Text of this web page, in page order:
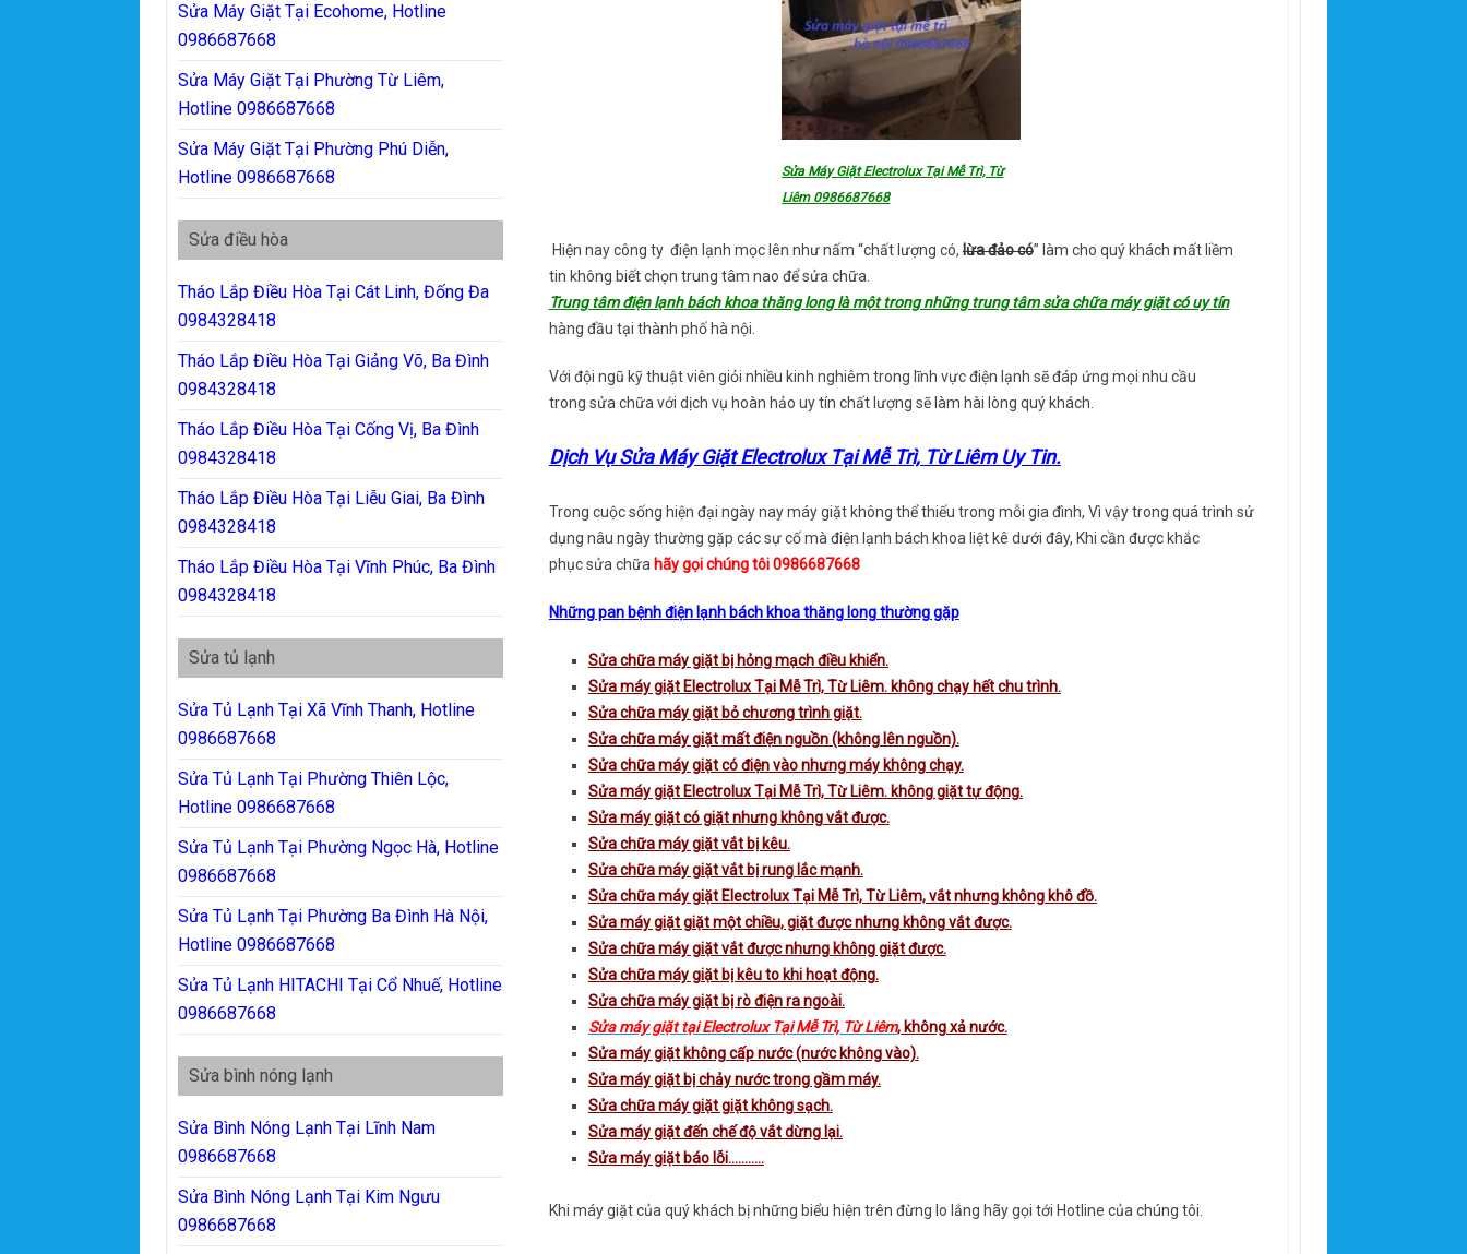
Sửa Máy Giặt Electrolux Tại Mễ Trì, Từ
Liêm 0986687668
Hiện nay công ty điện lạnh mọc lên như nấm “chất lượng có,lừa đảo có” làm cho quý khách mất liềm
tin không biết chọn trung tâm nao để sửa chữa.
Trung tâm điện lạnh bách khoa thăng long là một trong những trung tâm sửa chữa máy giặt có uy tín
hàng đầu tại thành phố hà nội.
Với đội ngũ kỹ thuật viên giỏi nhiều kinh nghiêm trong lĩnh vực điện lạnh sẽ đáp ứng mọi nhu cầu
trong sửa chữa với dịch vụ hoàn hảo uy tín chất lượng sẽ làm hài lòng quý khách.
Dịch Vụ Sửa Máy Giặt Electrolux Tại Mễ Trì, Từ Liêm Uy Tin.
Trong cuộc sống hiện đại ngày nay máy giặt không thể thiếu trong mỗi gia đình, Vì vậy trong quá trình sử
dụng nâu ngày thường gặp các sự cố mà điện lạnh bách khoa liệt kê dưới đây, Khi cần được khắc
phục sửa chữa hãy gọi chúng tôi 0986687668
Những pan bệnh điện lạnh bách khoa thăng long thường gặp
Sửa chữa máy giặt bị hỏng mạch điều khiển.
Sửa máy giặt Electrolux Tại Mễ Trì, Từ Liêm. không chạy hết chu trình.
Sửa chữa máy giặt bỏ chương trình giặt.
Sửa chữa máy giặt mất điện nguồn (không lên nguồn).
Sửa chữa máy giặt có điện vào nhưng máy không chạy.
Sửa máy giặt Electrolux Tại Mễ Trì, Từ Liêm. không giặt tự động.
Sửa máy giặt có giặt nhưng không vắt được.
Sửa chữa máy giặt vắt bị kêu.
Sửa chữa máy giặt vắt bị rung lắc mạnh.
Sửa chữa máy giặt Electrolux Tại Mễ Trì, Từ Liêm, vắt nhưng không khô đồ.
Sửa máy giặt giặt một chiều, giặt được nhưng không vắt được.
Sửa chữa máy giặt vắt được nhưng không giặt được.
Sửa chữa máy giặt bị kêu to khi hoạt động.
Sửa chữa máy giặt bị rò điện ra ngoài.
Sửa máy giặt tại Electrolux Tại Mễ Trì, Từ Liêm, không xả nước.
Sửa máy giặt không cấp nước (nước không vào).
Sửa máy giặt bị chảy nước trong gầm máy.
Sửa chữa máy giặt giặt không sạch.
Sửa máy giặt đến chế độ vắt dừng lại.
Sửa máy giặt báo lỗi………..
Khi máy giặt của quý khách bị những biểu hiện trên đừng lo lắng hãy gọi tới Hotline của chúng tôi.
Sửa Máy Giặt Tại Ecohome, Hotline
0986687668
Sửa Máy Giặt Tại Phường Từ Liêm,
Hotline 0986687668
Sửa Máy Giặt Tại Phường Phú Diễn,
Hotline 0986687668
Sửa điều hòa
Tháo Lắp Điều Hòa Tại Cát Linh, Đống Đa
0984328418
Tháo Lắp Điều Hòa Tại Giảng Võ, Ba Đình
0984328418
Tháo Lắp Điều Hòa Tại Cống Vị, Ba Đình
0984328418
Tháo Lắp Điều Hòa Tại Liễu Giai, Ba Đình
0984328418
Tháo Lắp Điều Hòa Tại Vĩnh Phúc, Ba Đình
0984328418
Sửa tủ lạnh
Sửa Tủ Lạnh Tại Xã Vĩnh Thanh, Hotline
0986687668
Sửa Tủ Lạnh Tại Phường Thiên Lộc,
Hotline 0986687668
Sửa Tủ Lạnh Tại Phường Ngọc Hà, Hotline
0986687668
Sửa Tủ Lạnh Tại Phường Ba Đình Hà Nội,
Hotline 0986687668
Sửa Tủ Lạnh HITACHI Tại Cổ Nhuế, Hotline
0986687668
Sửa bình nóng lạnh
Sửa Bình Nóng Lạnh Tại Lĩnh Nam
0986687668
Sửa Bình Nóng Lạnh Tại Kim Ngưu
0986687668